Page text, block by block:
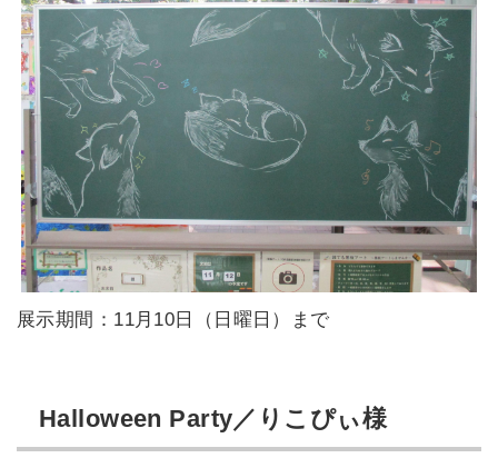
展示期間：11月10日（日曜日）まで
Halloween Party／りこぴぃ様